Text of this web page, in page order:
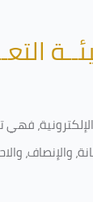
والإنصاف،